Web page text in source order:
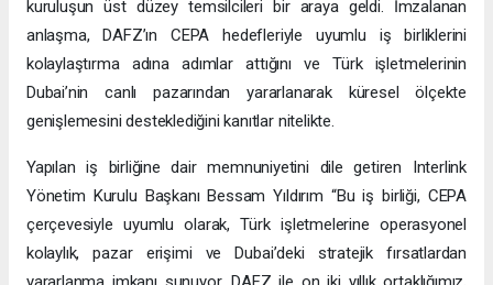
İkili iş birliğini ve yatırımı teşvik edecek
DAFZ merkezinde gerçekleştirilen imza töreninde DAFZ Genel
Müdürü Amna Lootah, Interlink Yönetim Kurulu Başkanı
Bessam Yıldırım, Türkiye Cumhuriyeti Dubai ve Kuzey Emirlikler
Başkonsolosu Onur Şaylan, TOBB Başkan Yardımcısı ve Ege
Bölgesi Sanayi Odası Başkanı Ender Yorgancılar ve her iki